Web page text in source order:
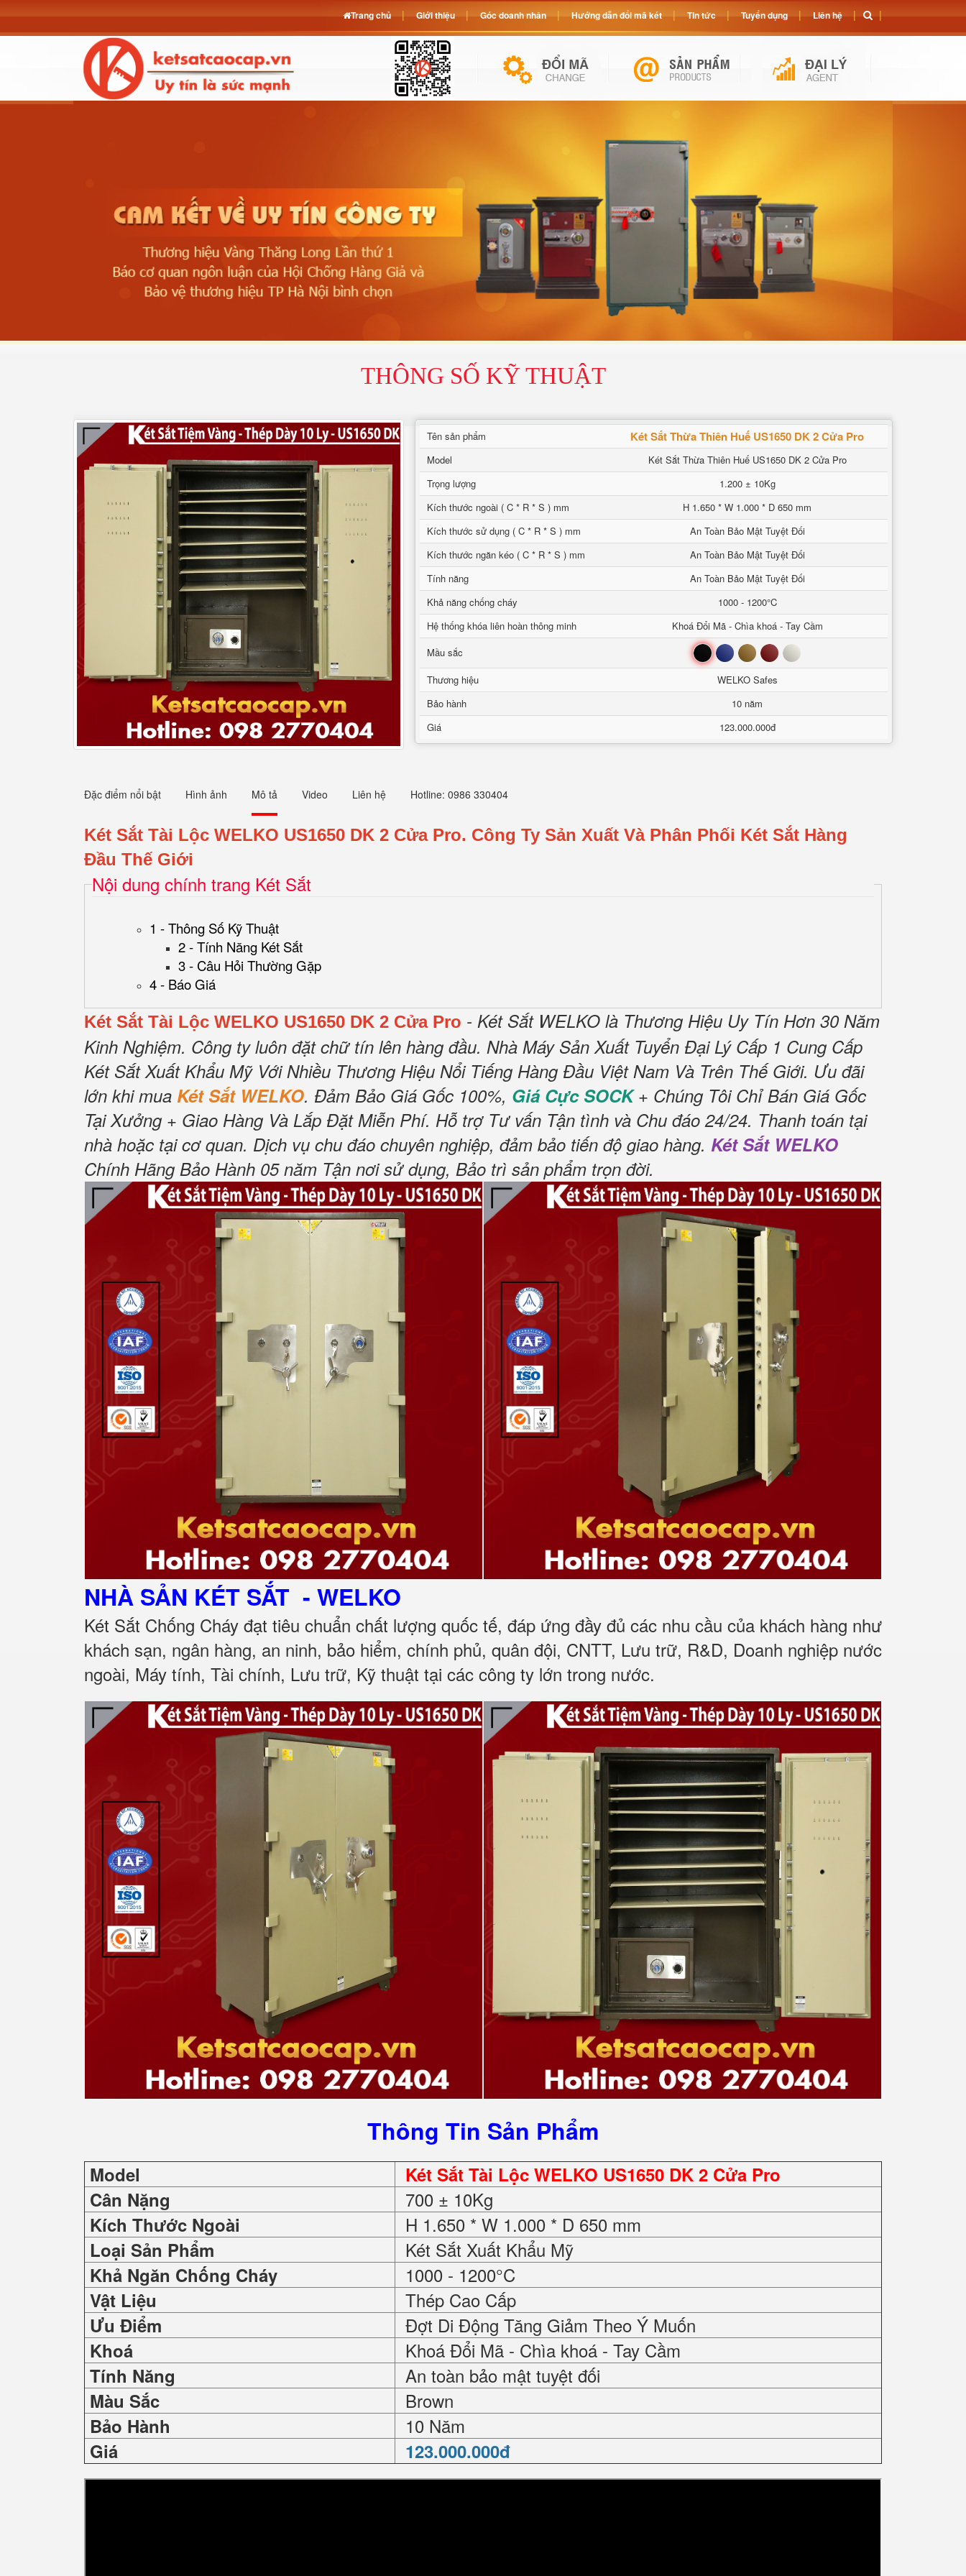
THÔNG SỐ KỸ THUẬT
Tên sản phẩm Két Sắt Thừa Thiên Huế US1650 DK 2 Cửa Pro
Model
Két Sắt Thừa Thiên Huế US1650 DK 2 Cửa Pro
Trọng lượng
1.200 ± 10Kg
Kích thước ngoài ( C * R * S ) mm
H 1.650 * W 1.000 * D 650 mm
Kích thước sử dụng ( C * R * S ) mm
An Toàn Bảo Mật Tuyệt Đối
Kích thước ngăn kéo ( C * R * S ) mm
An Toàn Bảo Mật Tuyệt Đối
Tính năng
An Toàn Bảo Mật Tuyệt Đối
Khả năng chống cháy
1000 - 1200°C
Hệ thống khóa liên hoàn thông minh
Khoá Đổi Mã - Chìa khoá - Tay Cầm
Mầu sắc
Đen Xanh Nâu Đỏ Trắng
Thương hiệu
WELKO Safes
Bảo hành
10 năm
Giá
123.000.000đ
Đặc điểm nổi bật Hình ảnh Mô tả Video Liên hệ Hotline: 0986 330404
Két Sắt Tài Lộc WELKO US1650 DK 2 Cửa Pro. Công Ty Sản Xuất Và Phân Phối Két Sắt Hàng
Đầu Thế Giới
Nội dung chính trang Két Sắt
1 - Thông Số Kỹ Thuật
2 - Tính Năng Két Sắt
3 - Câu Hỏi Thường Gặp
4 - Báo Giá
Két Sắt Tài Lộc WELKO US1650 DK 2 Cửa Pro - Két Sắt WELKO là Thương Hiệu Uy Tín Hơn 30 Năm
Kinh Nghiệm. Công ty luôn đặt chữ tín lên hàng đầu. Nhà Máy Sản Xuất Tuyển Đại Lý Cấp 1 Cung Cấp
Két Sắt Xuất Khẩu Mỹ Với Nhiều Thương Hiệu Nổi Tiếng Hàng Đầu Việt Nam Và Trên Thế Giới. Ưu đãi
lớn khi mua Két Sắt WELKO. Đảm Bảo Giá Gốc 100%, Giá Cực SOCK+ Chúng Tôi Chỉ Bán Giá Gốc
Tại Xưởng + Giao Hàng Và Lắp Đặt Miễn Phí. Hỗ trợ Tư vấn Tận tình và Chu đáo 24/24. Thanh toán tại
nhà hoặc tại cơ quan. Dịch vụ chu đáo chuyên nghiệp, đảm bảo tiến độ giao hàng. Két Sắt WELKO
Chính Hãng Bảo Hành 05 năm Tận nơi sử dụng, Bảo trì sản phẩm trọn đời.
NHÀ SẢN KÉT SẮT - WELKO
Két Sắt Chống Cháy đạt tiêu chuẩn chất lượng quốc tế, đáp ứng đầy đủ các nhu cầu của khách hàng như
khách sạn, ngân hàng, an ninh, bảo hiểm, chính phủ, quân đội, CNTT, Lưu trữ, R&D, Doanh nghiệp nước
ngoài, Máy tính, Tài chính, Lưu trữ, Kỹ thuật tại các công ty lớn trong nước.
Thông Tin Sản Phẩm
Model
Két Sắt Tài Lộc WELKO US1650 DK 2 Cửa Pro
Cân Nặng
700 ± 10Kg
Kích Thước Ngoài H 1.650 * W 1.000 * D 650 mm
Loại Sản Phẩm Két Sắt Xuất Khẩu Mỹ
Khả Ngăn Chống Cháy 1000 - 1200°C
Vật Liệu Thép Cao Cấp
Ưu Điểm Đợt Di Động Tăng Giảm Theo Ý Muốn
Khoá Khoá Đổi Mã - Chìa khoá - Tay Cầm
Tính Năng An toàn bảo mật tuyệt đối
Màu Sắc Brown
Bảo Hành 10 Năm
Giá 123.000.000đ
Trang chủ Giới thiệu Góc doanh nhân Hướng dẫn đổi mã két Tin tức Tuyển dụng Liên hệ